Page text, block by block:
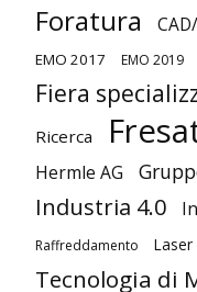
Foratura
EMO 2017 EMO 2019
Fiera
Ricerca
Hermle AG
Industria 4.0
Raffreddamento Laser
Tecnologia di